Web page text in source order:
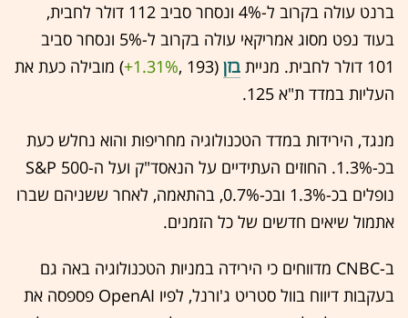
ברנט עולה בקרוב ל-4% ונסחר סביב 112 דולר לחבית,
בעוד נפט מסוג אמריקאי עולה בקרוב ל-5% ונסחר סביב
101 דולר לחבית. מניית
בזן (193 ,‎
+1.31%‏) מובילה כעת את
העליות במדד ת"א 125.
מנגד, הירידות במדד הטכנולוגיה מחריפות והוא נחלש כעת
בכ-1.3%. החוזים העתידיים על הנאסד"ק ועל ה-S&P 500
נופלים בכ-1.3% ובכ-0.7%, בהתאמה, לאחר ששניהם שברו
אתמול שיאים חדשים של כל הזמנים.
ב-CNBC מדווחים כי הירידה במניות הטכנולוגיה באה גם
בעקבות דיווח בוול סטריט ג'ורנל, לפיו OpenAI פספסה את